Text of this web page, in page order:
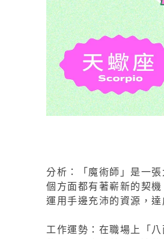
分析：「魔術師」是一
個方面都有著嶄新的契
運用手邊充沛的資源，
工作運勢：在職場上「